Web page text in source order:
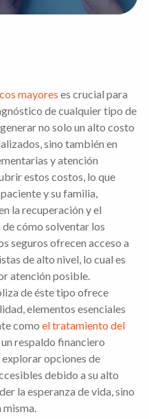
mayores es crucial para
de cualquier tipo de
no solo un alto costo
sino también en
y atención
estos costos, lo que
y su familia,
la recuperación y el
cómo solventar los
seguros ofrecen acceso a
de alto nivel, lo cual es
atención posible.
de éste tipo ofrece
elementos esenciales
como el tratamiento del
un respaldo financiero
opciones de
debido a su alto
la esperanza de vida, sino
misma.